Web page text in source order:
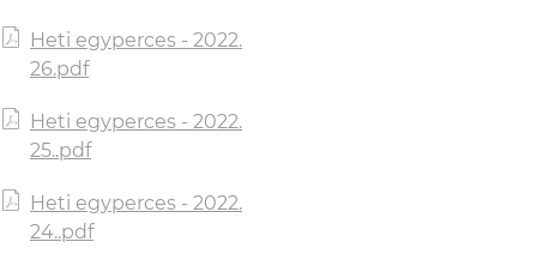
Heti egyperces - 2022.
26.pdf
Heti egyperces - 2022.
25..pdf
Heti egyperces - 2022.
24..pdf